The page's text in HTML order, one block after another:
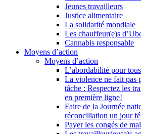
Jeunes travailleurs
Justice alimentaire
La solidarité mondiale
Les chauffeur(e)s
Cannabis responsable
Moyens d’action
Moyens d’action
L’abordabilité pour tous
La violence ne fait pas
tâche : Respectez les
en première ligne!
Faire de la Journée
réconciliation un jour
Payer les congés de